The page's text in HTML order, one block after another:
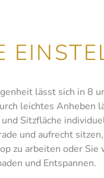
lässt sich in 8
leichtes Anheben
Sitzfläche
und aufrecht
zu arbeiten oder
und Entspannen.